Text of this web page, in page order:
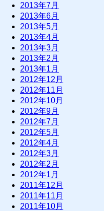
2013年7月
2013年6月
2013年5月
2013年4月
2013年3月
2013年2月
2013年1月
2012年12月
2012年11月
2012年10月
2012年9月
2012年7月
2012年5月
2012年4月
2012年3月
2012年2月
2012年1月
2011年12月
2011年11月
2011年10月